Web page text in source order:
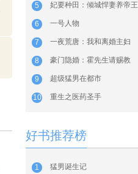
5 妃要种田：倾城悍妻养帝王
6 一号人物
7 一夜荒唐：我和离婚主妇
8 豪门隐婚：霍先生请赐教
9 超级猛男在都市
10 重生之医药圣手
好书推荐榜
1 猛男诞生记